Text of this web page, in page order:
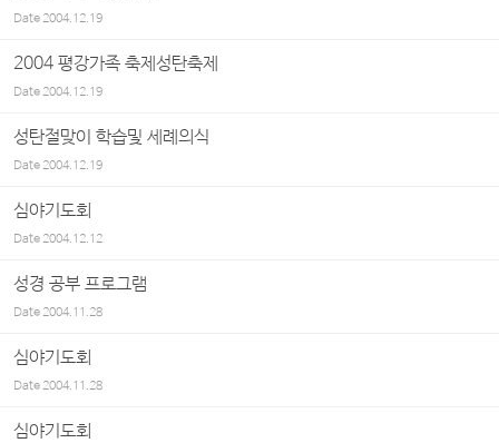
Date2004.12.19
2004 평강가족 축제성탄축제
Date2004.12.19
성탄절맞이 학습및 세례의식
Date2004.12.19
심야기도회
Date2004.12.12
성경 공부 프로그램
Date2004.11.28
심야기도회
Date2004.11.28
심야기도회